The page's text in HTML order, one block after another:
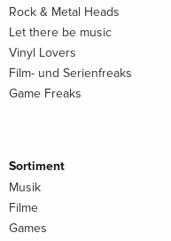
Rock & Metal Heads
Let there be music
Vinyl Lovers
Film- und Serienfreaks
Game Freaks
Sortiment
Musik
Filme
Games